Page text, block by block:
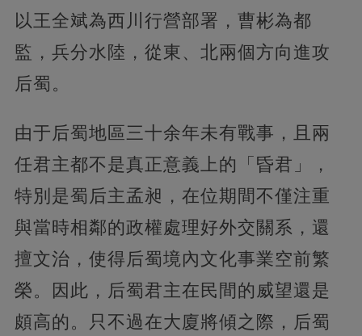
以王全斌為西川行營部署，曹彬為都
監，兵分水陸，從東、北兩個方向進攻
后蜀。
由于后蜀地區三十余年未有戰事，且兩
任君主都不是真正意義上的「昏君」，
特別是蜀后主孟昶，在位期間不僅注重
與當時相鄰的政權處理好外交關系，還
擅文治，使得后蜀境內文化事業空前繁
榮。因此，后蜀君主在民間的威望還是
頗高的。只不過在大廈將傾之際，后蜀